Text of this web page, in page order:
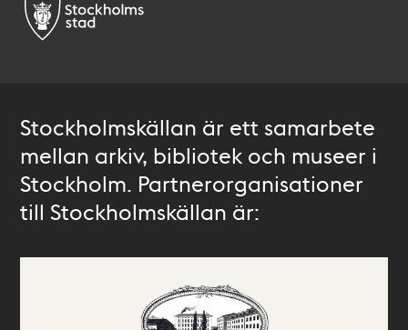
Stockholmskällan är ett samarbete
mellan arkiv, bibliotek och museer i
Stockholm. Partnerorganisationer
till Stockholmskällan är: